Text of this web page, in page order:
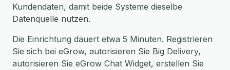
Kundendaten, damit beide Systeme dieselbe
Datenquelle nutzen.
Die Einrichtung dauert etwa 5 Minuten. Registrieren
Sie sich bei eGrow, autorisieren Sie Big Delivery,
autorisieren Sie eGrow Chat Widget, erstellen Sie